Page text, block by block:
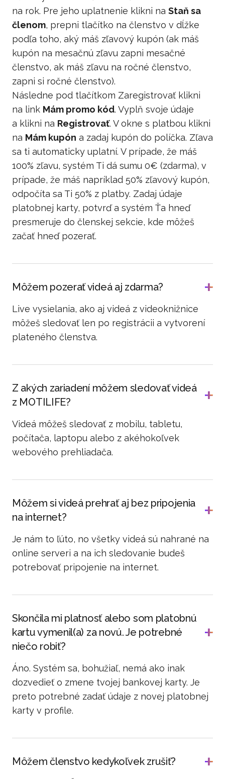
na rok. Pre jeho uplatnenie klikni na Staň sa
členom, prepni tlačítko na členstvo v dĺžke
podľa toho, aký máš zľavový kupón (ak máš
kupón na mesačnú zľavu zapni mesačné
členstvo, ak máš zľavu na ročné členstvo,
zapni si ročné členstvo).
Následne pod tlačítkom Zaregistrovať klikni
na link Mám promo kód. Vyplň svoje údaje
a klikni na Registrovať. V okne s platbou klikni
na Mám kupón a zadaj kupón do políčka. Zľava
sa ti automaticky uplatní. V prípade, že máš
100% zľavu, systém Ti dá sumu 0€ (zdarma), v
prípade, že máš napríklad 50% zľavový kupón,
odpočíta sa Ti 50% z platby. Zadaj údaje
platobnej karty, potvrď a systém Ťa hneď
presmeruje do členskej sekcie, kde môžeš
začať hneď pozerať.
Môžem pozerať videá aj zdarma?
Live vysielania, ako aj videá z videoknižnice
môžeš sledovať len po registrácii a vytvorení
plateného členstva.
Z akých zariadení môžem sledovať videá
z MOTILIFE?
Videá môžeš sledovať z mobilu, tabletu,
počítača, laptopu alebo z akéhokoľvek
webového prehliadača.
Môžem si videá prehrať aj bez pripojenia
na internet?
Je nám to ľúto, no všetky videá sú nahrané na
online serveri a na ich sledovanie budeš
potrebovať pripojenie na internet.
Skončila mi platnosť alebo som platobnú
kartu vymenil(a) za novú. Je potrebné
niečo robiť?
Áno. Systém sa, bohužiaľ, nemá ako inak
dozvedieť o zmene tvojej bankovej karty. Je
preto potrebné zadať údaje z novej platobnej
karty v profile.
Môžem členstvo kedykoľvek zrušiť?